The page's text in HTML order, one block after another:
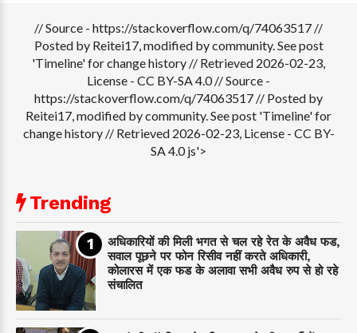
// Source - https://stackoverflow.com/q/74063517 //
Posted by Reitei17, modified by community. See post
'Timeline' for change history // Retrieved 2026-02-23,
License - CC BY-SA 4.0// Source -
https://stackoverflow.com/q/74063517 // Posted by
Reitei17, modified by community. See post 'Timeline' for
change history // Retrieved 2026-02-23, License - CC BY-
SA 4.0 js'>
Trending
अधिकारियों की मिली भगत से चल रहे रेत के अवैध फड,
सवाल पूछने पर फोन रिसीव नहीं करते अधिकारी,
कोलारस में एक फड के अलावा सभी अवैध रुप से हो रहे
संचालित